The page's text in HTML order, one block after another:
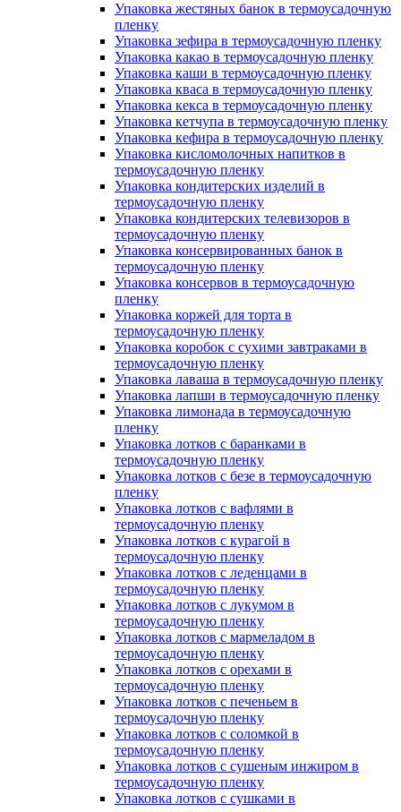
Упаковка жестяных банок в термоусадочную
пленку
Упаковка зефира в термоусадочную пленку
Упаковка какао в термоусадочную пленку
Упаковка каши в термоусадочную пленку
Упаковка кваса в термоусадочную пленку
Упаковка кекса в термоусадочную пленку
Упаковка кетчупа в термоусадочную пленку
Упаковка кефира в термоусадочную пленку
Упаковка кисломолочных напитков в
термоусадочную пленку
Упаковка кондитерских изделий в
термоусадочную пленку
Упаковка кондитерских телевизоров в
термоусадочную пленку
Упаковка консервированных банок в
термоусадочную пленку
Упаковка консервов в термоусадочную
пленку
Упаковка коржей для торта в
термоусадочную пленку
Упаковка коробок с сухими завтраками в
термоусадочную пленку
Упаковка лаваша в термоусадочную пленку
Упаковка лапши в термоусадочную пленку
Упаковка лимонада в термоусадочную
пленку
Упаковка лотков с баранками в
термоусадочную пленку
Упаковка лотков с безе в термоусадочную
пленку
Упаковка лотков с вафлями в
термоусадочную пленку
Упаковка лотков с курагой в
термоусадочную пленку
Упаковка лотков с леденцами в
термоусадочную пленку
Упаковка лотков с лукумом в
термоусадочную пленку
Упаковка лотков с мармеладом в
термоусадочную пленку
Упаковка лотков с орехами в
термоусадочную пленку
Упаковка лотков с печеньем в
термоусадочную пленку
Упаковка лотков с соломкой в
термоусадочную пленку
Упаковка лотков с сушеным инжиром в
термоусадочную пленку
Упаковка лотков с сушками в